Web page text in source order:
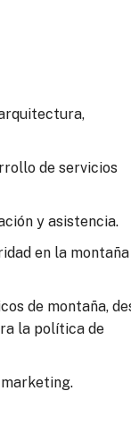
de servicios
y asistencia.
en la montaña
de montaña,
la política de